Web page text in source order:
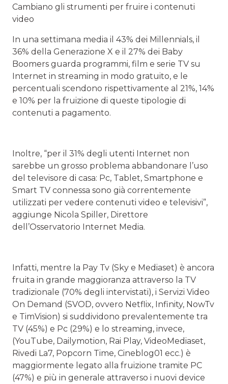
Cambiano gli strumenti per fruire i contenuti
video
In una settimana media il 43% dei Millennials, il
36% della Generazione X e il 27% dei Baby
Boomers guarda programmi, film e serie TV su
Internet in streaming in modo gratuito, e le
percentuali scendono rispettivamente al 21%, 14%
e 10% per la fruizione di queste tipologie di
contenuti a pagamento.
Inoltre, “per il 31% degli utenti Internet non
sarebbe un grosso problema abbandonare l’uso
del televisore di casa: Pc, Tablet, Smartphone e
Smart TV connessa sono già correntemente
utilizzati per vedere contenuti video e televisivi”,
aggiunge Nicola Spiller, Direttore
dell’Osservatorio Internet Media.
Infatti, mentre la Pay Tv (Sky e Mediaset) è ancora
fruita in grande maggioranza attraverso la TV
tradizionale (70% degli intervistati), i Servizi Video
On Demand (SVOD, ovvero Netflix, Infinity, NowTv
e TimVision) si suddividono prevalentemente tra
TV (45%) e Pc (29%) e lo streaming, invece,
(YouTube, Dailymotion, Rai Play, VideoMediaset,
Rivedi La7, Popcorn Time, Cineblog01 ecc.) è
maggiormente legato alla fruizione tramite PC
(47%) e più in generale attraverso i nuovi device